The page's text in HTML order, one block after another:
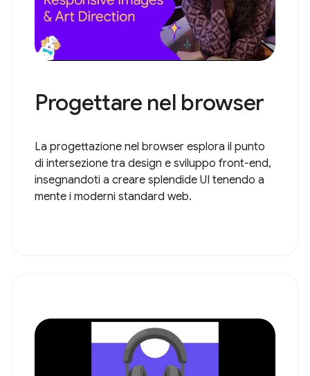
Progettare nel browser
La progettazione nel browser esplora il punto
di intersezione tra design e sviluppo front-end,
insegnandoti a creare splendide UI tenendo a
mente i moderni standard web.